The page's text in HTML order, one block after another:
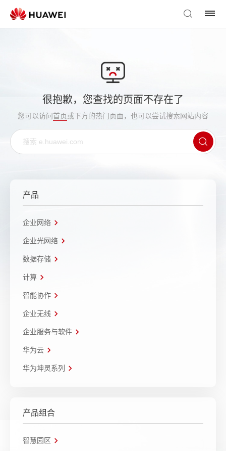
很抱歉，您查找的页面不存在了
您可以访问首页或下方的热门页面，也可以尝试搜索网站内容
产品
企业网络
企业光网络
数据存储
计算
智能协作
企业无线
企业服务与软件
华为云
华为坤灵系列
产品组合
智慧园区